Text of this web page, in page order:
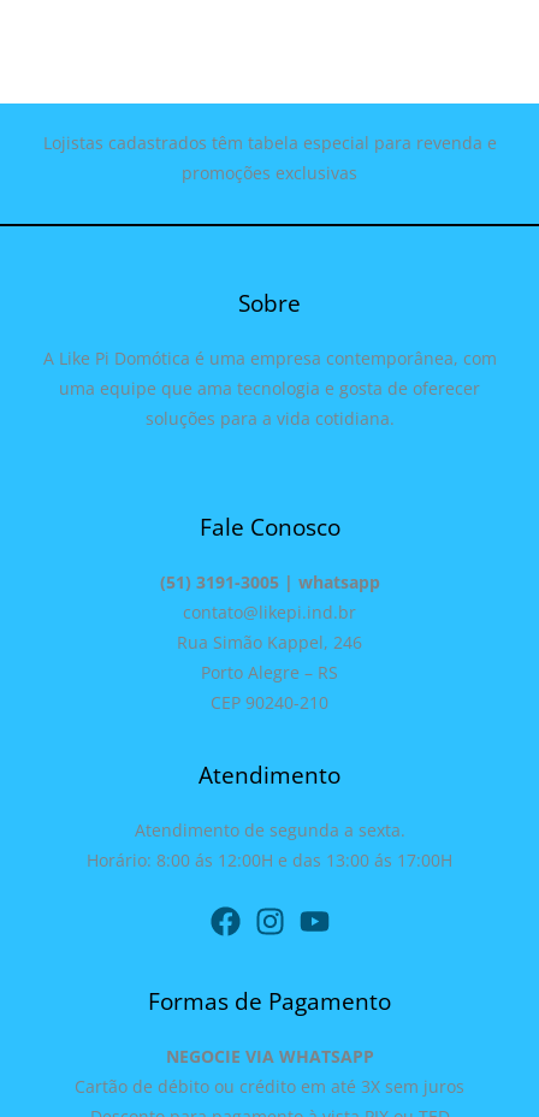
Lojistas cadastrados têm tabela especial para revenda e
promoções exclusivas
Sobre
A Like Pi Domótica é uma empresa contemporânea, com
uma equipe que ama tecnologia e gosta de oferecer
soluções para a vida cotidiana.
Fale Conosco
(51) 3191-3005 | whatsapp
contato@likepi.ind.br
Rua Simão Kappel, 246
Porto Alegre – RS
CEP 90240-210
Atendimento
Atendimento de segunda a sexta.
Horário: 8:00 ás 12:00H e das 13:00 ás 17:00H
Formas de Pagamento
NEGOCIE VIA WHATSAPP
Cartão de débito ou crédito em até 3X sem juros